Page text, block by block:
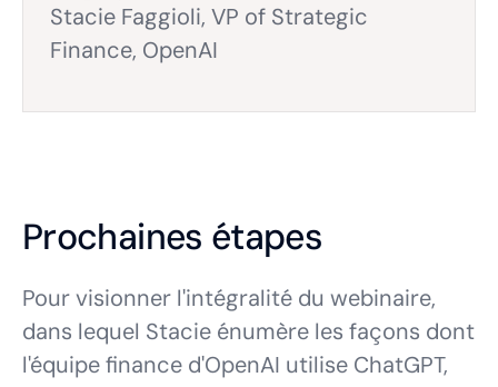
Stacie Faggioli, VP of Strategic
Finance, OpenAI
Prochaines étapes‍
Pour visionner l'intégralité du webinaire,
dans lequel Stacie énumère les façons dont
l'équipe finance d'OpenAI utilise ChatGPT,